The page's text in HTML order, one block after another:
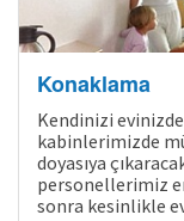
Konaklama
Kendinizi
kabinlerimizde
doyasıya
personellerimiz
sonra kesinlikle